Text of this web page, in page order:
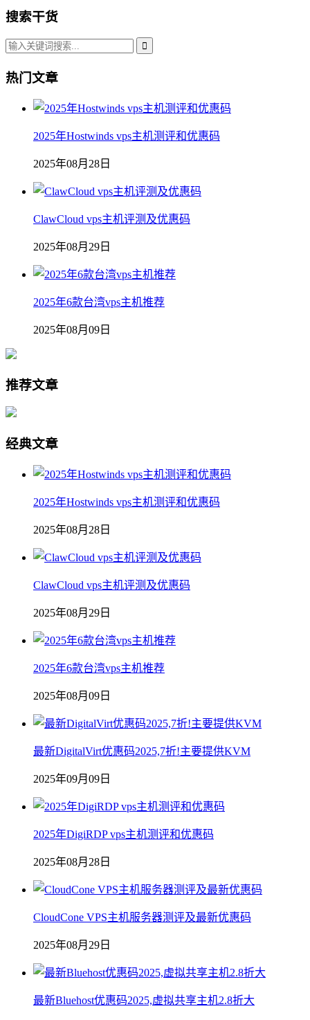
搜索干货
热门文章
2025年Hostwinds vps主机测评和优惠码
2025年08月28日
ClawCloud vps主机评测及优惠码
2025年08月29日
2025年6款台湾vps主机推荐
2025年08月09日
推荐文章
经典文章
2025年Hostwinds vps主机测评和优惠码
2025年08月28日
ClawCloud vps主机评测及优惠码
2025年08月29日
2025年6款台湾vps主机推荐
2025年08月09日
最新DigitalVirt优惠码2025,7折!主要提供KVM
2025年09月09日
2025年DigiRDP vps主机测评和优惠码
2025年08月28日
CloudCone VPS主机服务器测评及最新优惠码
2025年08月29日
最新Bluehost优惠码2025,虚拟共享主机2.8折大